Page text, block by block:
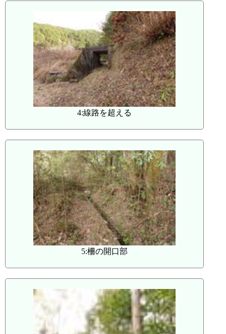
4:線路を超える
5:柵の開口部